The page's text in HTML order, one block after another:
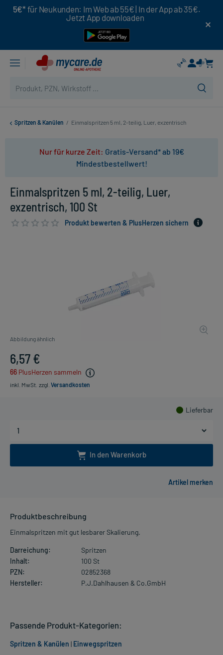
5€* für Neukunden: Im Web ab 55€ | In der App ab 35€.
Jetzt App downloaden
Spritzen & Kanülen / Einmalspritzen 5 ml, 2-teilig, Luer, exzentrisch
Nur für kurze Zeit: Gratis-Versand* ab 19€
Mindestbestellwert!
Einmalspritzen 5 ml, 2-teilig, Luer,
exzentrisch, 100 St
Produkt bewerten & PlusHerzen sichern
Abbildung ähnlich
6,57 €
66 PlusHerzen sammeln
inkl. MwSt. zzgl. Versandkosten
Lieferbar
In den Warenkorb
Produktbeschreibung
Einmalspritzen mit gut lesbarer Skalierung.
Darreichung:
Spritzen
Inhalt:
100 St
PZN:
02852368
Hersteller:
P.J.Dahlhausen & Co.GmbH
Passende Produkt-Kategorien:
Spritzen & Kanülen | Einwegspritzen